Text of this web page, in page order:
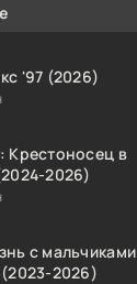
'97 (2026)
Крестоносец в
2026)
с мальчиками
2026)